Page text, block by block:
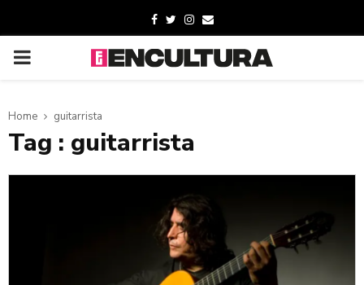
Home guitarrista
Tag : guitarrista